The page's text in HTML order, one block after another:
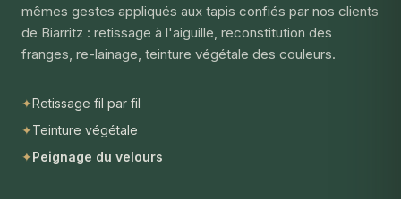
mêmes gestes appliqués aux tapis confiés par nos clients
de Biarritz : retissage à l'aiguille, reconstitution des
franges, re-lainage, teinture végétale des couleurs.
✦Retissage fil par fil
✦Teinture végétale
✦Peignage du velours